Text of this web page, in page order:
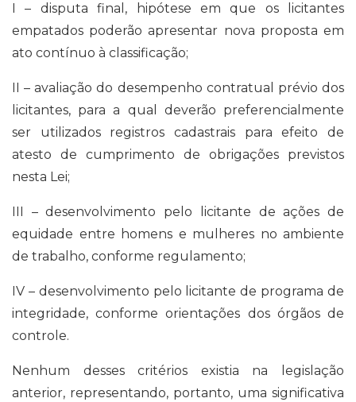
I – disputa final, hipótese em que os licitantes
empatados poderão apresentar nova proposta em
ato contínuo à classificação;
II – avaliação do desempenho contratual prévio dos
licitantes, para a qual deverão preferencialmente
ser utilizados registros cadastrais para efeito de
atesto de cumprimento de obrigações previstos
nesta Lei;
III – desenvolvimento pelo licitante de ações de
equidade entre homens e mulheres no ambiente
de trabalho, conforme regulamento;
IV – desenvolvimento pelo licitante de programa de
integridade, conforme orientações dos órgãos de
controle.
Nenhum desses critérios existia na legislação
anterior, representando, portanto, uma significativa